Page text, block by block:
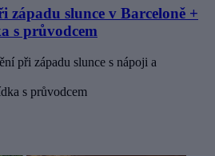
západu slunce v Barceloně +
s průvodcem
při západu slunce s nápoji a
s průvodcem